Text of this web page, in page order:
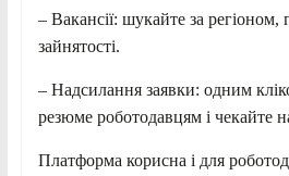
– Вакансії: шукайте за
зайнятості.
– Надсилання заявки: одним
резюме роботодавцям і чекайте
Платформа корисна і для